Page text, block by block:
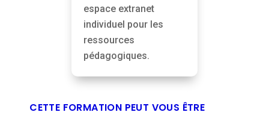
espace extranet
individuel pour les
ressources
pédagogiques.
CETTE FORMATION PEUT VOUS ÊTRE